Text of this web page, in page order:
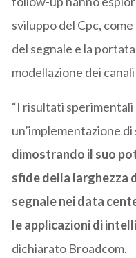
sviluppo del Cpc,
del segnale e la
modellazione dei
“I risultati
un’implementazione
dimostrando il suo
sfide della larghezza
segnale nei data
le applicazioni di
dichiarato Broadcom.